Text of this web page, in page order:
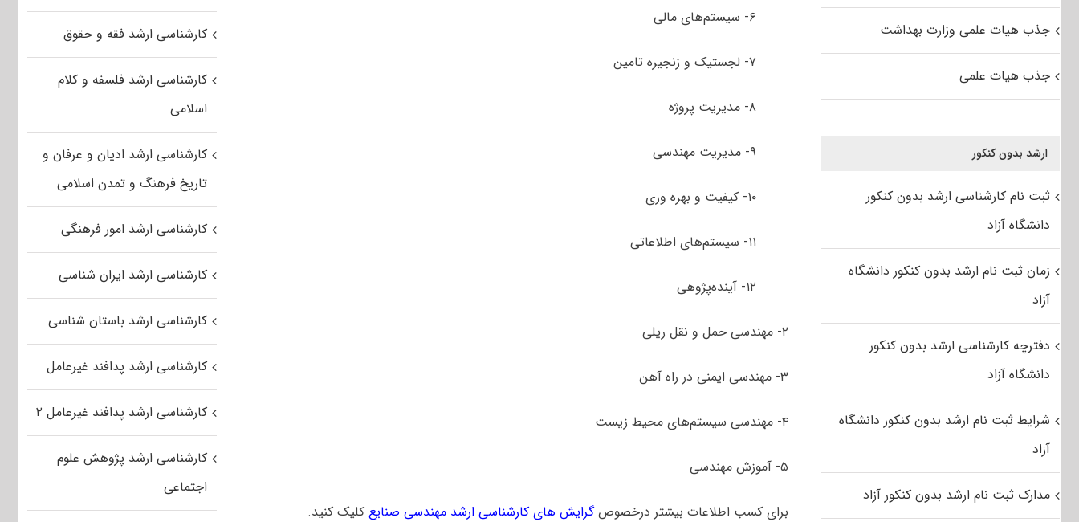
۶- سیستم‌های مالی
۷- لجستیک و زنجیره تامین
۸- مدیریت پروژه
۹- مدیریت مهندسی
۱۰- کیفیت و بهره وری
۱۱- سیستم‌های اطلاعاتی
۱۲- آینده‌پژوهی
۲- مهندسی حمل و نقل ریلی
۳- مهندسی ایمنی در راه آهن
۴- مهندسی سیستم‌های محیط زیست
۵- آموزش مهندسی
برای کسب اطلاعات بیشتر درخصوصگرایش های کارشناسی ارشد مهندسی صنایعکلیک کنید.
کارشناسی ارشد فقه و حقوق
کارشناسی ارشد فلسفه و کلام
اسلامی
کارشناسی ارشد ادیان و عرفان و
تاریخ فرهنگ و تمدن اسلامی
کارشناسی ارشد امور فرهنگی
کارشناسی ارشد ایران شناسی
کارشناسی ارشد باستان شناسی
کارشناسی ارشد پدافند غیرعامل
کارشناسی ارشد پدافند غیرعامل ۲
کارشناسی ارشد پژوهش علوم
اجتماعی
جذب هیات علمی وزارت بهداشت
جذب هیات علمی
ارشد بدون کنکور
ثبت نام کارشناسی ارشد بدون کنکور
دانشگاه آزاد
زمان ثبت نام ارشد بدون کنکور دانشگاه
آزاد
دفترچه کارشناسی ارشد بدون کنکور
دانشگاه آزاد
شرایط ثبت نام ارشد بدون کنکور دانشگاه
آزاد
مدارک ثبت نام ارشد بدون کنکور آزاد